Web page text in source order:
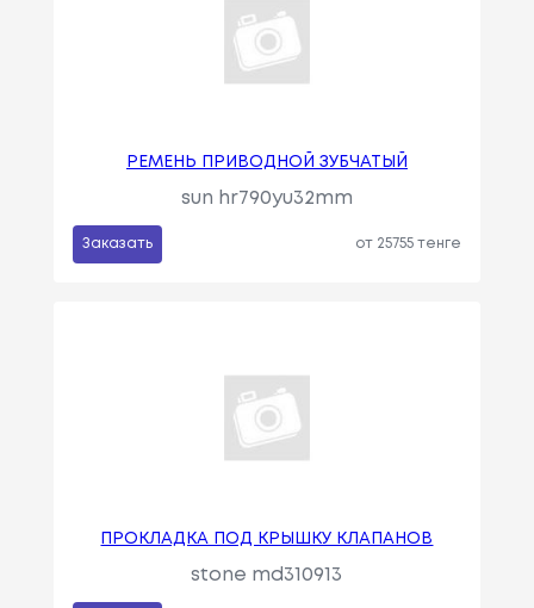
РЕМЕНЬ ПРИВОДНОЙ ЗУБЧАТЫЙ
sun hr790yu32mm
Заказать от 25755 тенге
ПРОКЛАДКА ПОД КРЫШКУ КЛАПАНОВ
stone md310913